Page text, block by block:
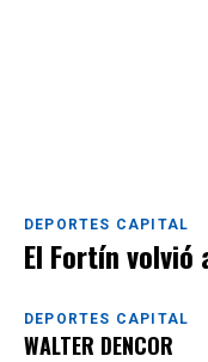
DEPORTES CAPITAL
El Fortín
DEPORTES CAPITAL
WALTER DENCOR